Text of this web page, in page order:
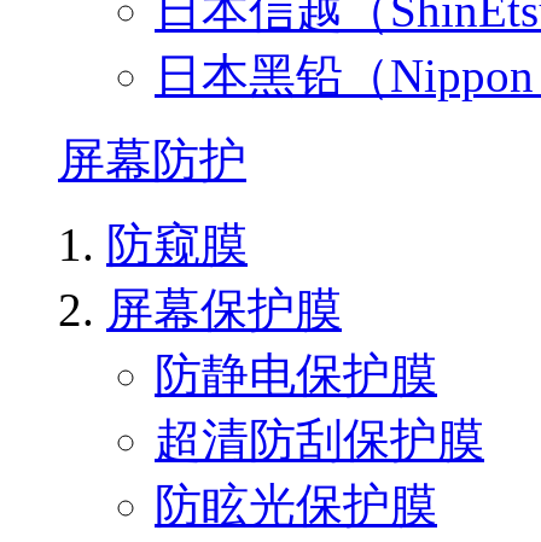
日本黑铅（
屏幕防护
防窥膜
屏幕保护膜
防静电保护膜
超清防刮保护膜
防眩光保护膜